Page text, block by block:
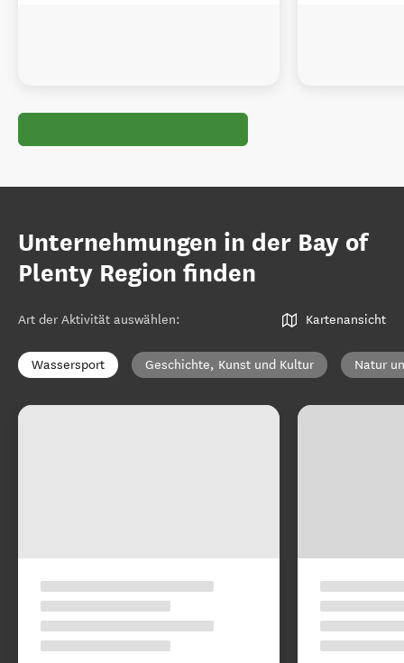
Unternehmungen in der Bay of
Plenty Region finden
Art der Aktivität auswählen: Kartenansicht
Wassersport Geschichte, Kunst und Kultur Natur